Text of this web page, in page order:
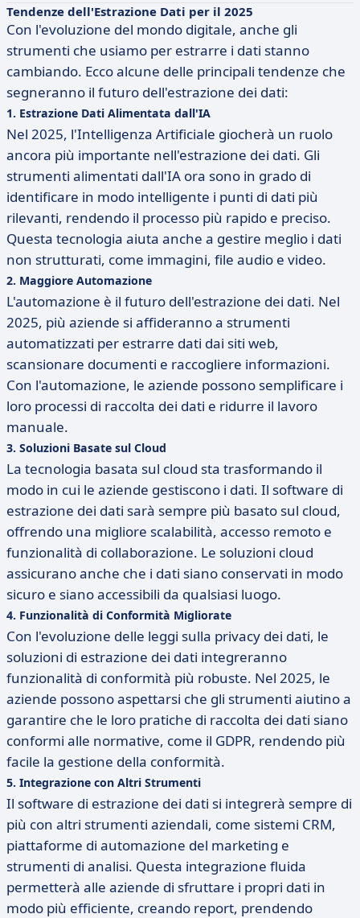
Tendenze dell'Estrazione Dati per il 2025
Con l'evoluzione del mondo digitale, anche gli
strumenti che usiamo per estrarre i dati stanno
cambiando. Ecco alcune delle principali tendenze che
segneranno il futuro dell'estrazione dei dati:
1. Estrazione Dati Alimentata dall'IA
Nel 2025, l'Intelligenza Artificiale giocherà un ruolo
ancora più importante nell'estrazione dei dati. Gli
strumenti alimentati dall'IA ora sono in grado di
identificare in modo intelligente i punti di dati più
rilevanti, rendendo il processo più rapido e preciso.
Questa tecnologia aiuta anche a gestire meglio i dati
non strutturati, come immagini, file audio e video.
2. Maggiore Automazione
L'automazione è il futuro dell'estrazione dei dati. Nel
2025, più aziende si affideranno a strumenti
automatizzati per estrarre dati dai siti web,
scansionare documenti e raccogliere informazioni.
Con l'automazione, le aziende possono semplificare i
loro processi di raccolta dei dati e ridurre il lavoro
manuale.
3. Soluzioni Basate sul Cloud
La tecnologia basata sul cloud sta trasformando il
modo in cui le aziende gestiscono i dati. Il software di
estrazione dei dati sarà sempre più basato sul cloud,
offrendo una migliore scalabilità, accesso remoto e
funzionalità di collaborazione. Le soluzioni cloud
assicurano anche che i dati siano conservati in modo
sicuro e siano accessibili da qualsiasi luogo.
4. Funzionalità di Conformità Migliorate
Con l'evoluzione delle leggi sulla privacy dei dati, le
soluzioni di estrazione dei dati integreranno
funzionalità di conformità più robuste. Nel 2025, le
aziende possono aspettarsi che gli strumenti aiutino a
garantire che le loro pratiche di raccolta dei dati siano
conformi alle normative, come il GDPR, rendendo più
facile la gestione della conformità.
5. Integrazione con Altri Strumenti
Il software di estrazione dei dati si integrerà sempre di
più con altri strumenti aziendali, come sistemi CRM,
piattaforme di automazione del marketing e
strumenti di analisi. Questa integrazione fluida
permetterà alle aziende di sfruttare i propri dati in
modo più efficiente, creando report, prendendo